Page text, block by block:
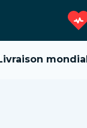
mondiale